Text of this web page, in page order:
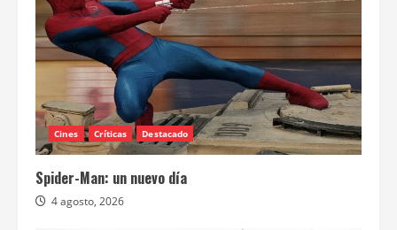
Cines Críticas Destacado
Spider-Man: un nuevo día
4 agosto, 2026